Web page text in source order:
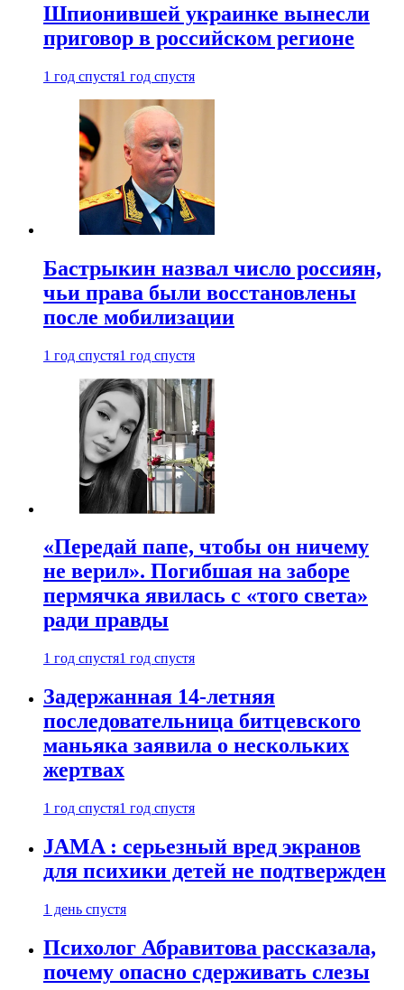
Шпионившей украинке вынесли
приговор в российском регионе
1 год спустя1 год спустя
Бастрыкин назвал число россиян,
чьи права были восстановлены
после мобилизации
1 год спустя1 год спустя
«Передай папе, чтобы он ничему
не верил». Погибшая на заборе
пермячка явилась с «того света»
ради правды
1 год спустя1 год спустя
Задержанная 14-летняя
последовательница битцевского
маньяка заявила о нескольких
жертвах
1 год спустя1 год спустя
JAMA : серьезный вред экранов
для психики детей не подтвержден
1 день спустя
Психолог Абравитова рассказала,
почему опасно сдерживать слезы